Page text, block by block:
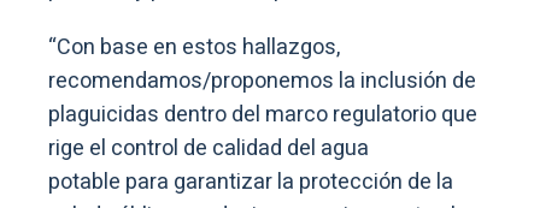
“Con base en estos hallazgos,
recomendamos/proponemos la inclusión de
plaguicidas dentro del marco regulatorio que
rige el control de calidad del agua
potable para garantizar la protección de la